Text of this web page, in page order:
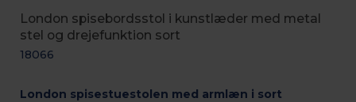
London spisebordsstol i kunstlæder med metal
stel og drejefunktion sort
18066
London spisestuestolen med armlæn i sort